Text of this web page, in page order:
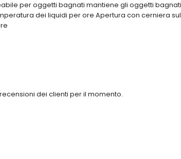
per oggetti bagnati mantiene gli oggetti
dei liquidi per ore Apertura con cerniera
dei clienti per il momento.